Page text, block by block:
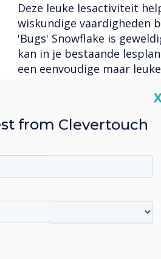
Deze leuke lesactiviteit
wiskundige vaardigheden
'Bugs' Snowflake is
kan in je bestaande
een eenvoudige maar
leerlingen aan om in elke
elkaar opgeteld gelijk zijn
om leerlingen te helpen
optellen en later
Bekijk deze les
Student Spinner
Het is geen wonder dat
de meest populaire is!
herhaaldelijk worden
'Student Spinner' met 25
from Clevertouch